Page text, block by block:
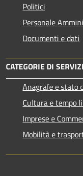
Politici
Personale
Documenti e dati
CATEGORIE DI
Anagrafe e stato
Cultura e tempo
Imprese e
Mobilità e